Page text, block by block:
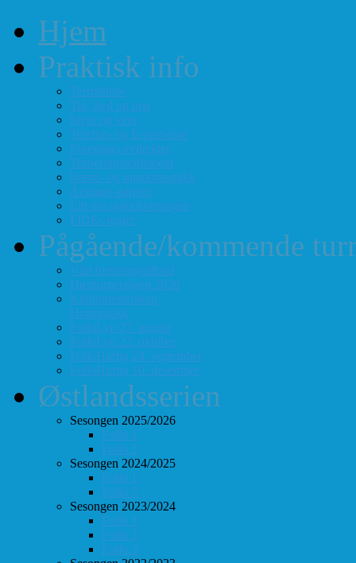
Hjem
Praktisk info
Terminliste
Tid, sted og pris
Styre og verv
Telefon- og E-post-liste
Forenings-vedtekter
Turneringsreglement
Barne- og ungdomssjakk
Årsmøte-papirer
Litt om sjakkforeningen
FIDEs regler
Pågående/kommende
Vårt turneringstilbud
Høstturneringen 2026
Klubbmesterskap
Hurtigsjakk
FolloLyn 27. august
FolloLyn 22. oktober
FolloHurtig 24. september
FolloHurtig 10. desember
Østlandsserien
Sesongen 2025/2026
Follo 1
Follo 2
Sesongen 2024/2025
Follo 1
Follo 2
Sesongen 2023/2024
Follo 1
Follo 2
Follo 3